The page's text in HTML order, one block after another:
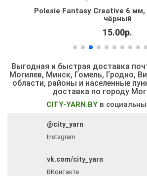
Polesie Fantasy Creative 6 мм,
чёрный
15.00р.
Выгодная и быстрая доставка
Могилев, Минск, Гомель, Гродно,
области, районы и населенные
доставка по городу
CITY-YARN.BYв
@city_yarn
Instagram
vk.com/city_yarn
ВКонтакте